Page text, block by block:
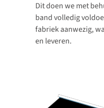
Dit doen we met
band volledig
fabriek aanwezig,
en leveren.